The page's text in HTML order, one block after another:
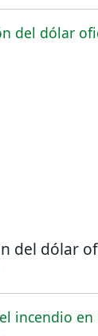
del dólar